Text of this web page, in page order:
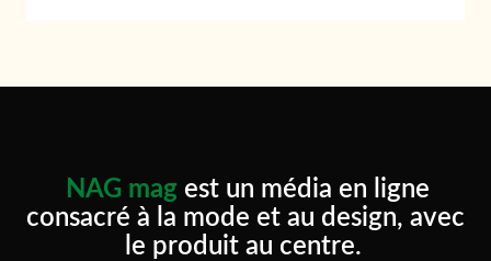
NAG mag est un média en ligne
consacré à la mode et au design, avec
le produit au centre.